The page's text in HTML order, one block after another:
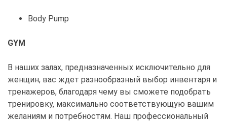
Body Pump
GYM
В наших залах, предназначенных исключительно для
женщин, вас ждет разнообразный выбор инвентаря и
тренажеров, благодаря чему вы сможете подобрать
тренировку, максимально соответствующую вашим
желаниям и потребностям. Наш профессиональный